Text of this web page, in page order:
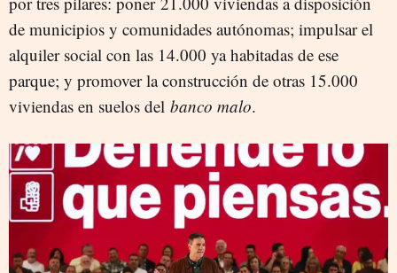
de municipios y comunidades autónomas; impulsar el
alquiler social con las 14.000 ya habitadas de ese
parque; y promover la construcción de otras 15.000
viviendas en suelos del banco malo.